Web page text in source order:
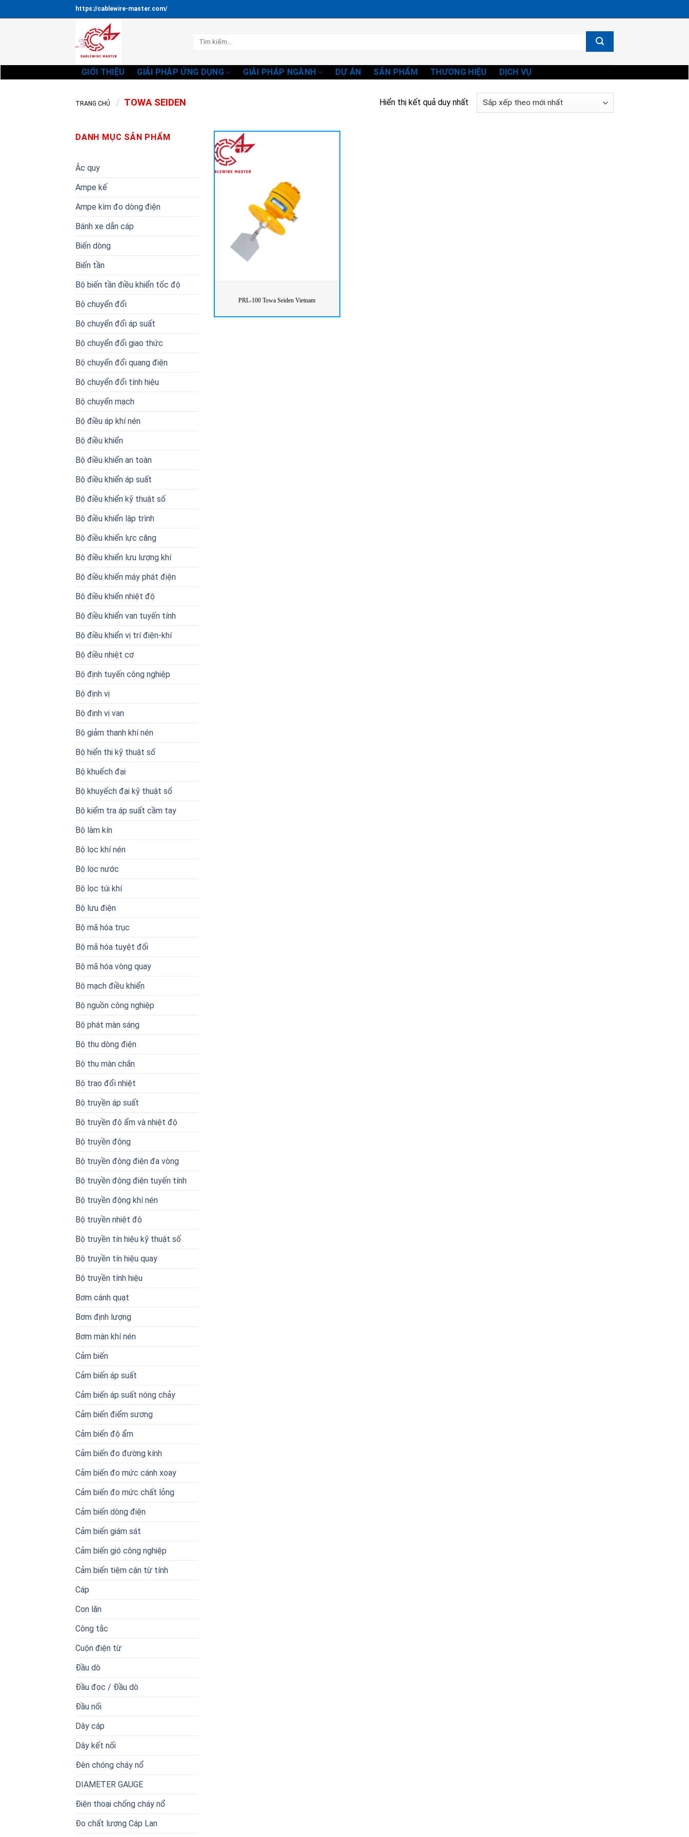
qua
https://cablewire-master.com/
GIỚI THIỆU GIẢI PHÁP ỨNG DỤNG GIẢI PHÁP NGÀNH DỰ ÁN SẢN PHẨM THƯƠNG HIỆU DỊCH VỤ
TRANG CHỦ / TOWA SEIDEN Hiển thị kết quả duy nhất
DANH MỤC SẢN PHẨM
Ắc quy
Ampe kế
Ampe kìm đo dòng điện
Bánh xe dẫn cáp
Biến dòng
Biến tần
Bộ biến tần điều khiển tốc độ
Bộ chuyển đổi
Bộ chuyển đổi áp suất
Bộ chuyển đổi giao thức
Bộ chuyển đổi quang điện
Bộ chuyển đổi tính hiệu
Bộ chuyển mạch
Bộ điều áp khí nén
Bộ điều khiển
Bộ điều khiển an toàn
Bộ điều khiển áp suất
Bộ điều khiển kỹ thuật số
Bộ điều khiển lập trình
Bộ điều khiển lực căng
Bộ điều khiển lưu lượng khí
Bộ điều khiển máy phát điện
Bộ điều khiển nhiệt độ
Bộ điều khiển van tuyến tính
Bộ điều khiển vị trí điện-khí
Bộ điều nhiệt cơ
Bộ định tuyến công nghiệp
Bộ định vị
Bộ định vị van
Bộ giảm thanh khí nén
Bộ hiển thị kỹ thuật số
Bộ khuếch đại·
Bộ khuyếch đại kỹ thuật số
Bộ kiểm tra áp suất cầm tay
Bộ làm kín
Bộ lọc khí nén
Bộ lọc nước
Bộ lọc túi khí
Bộ lưu điện
Bộ mã hóa trục
Bộ mã hóa tuyệt đối
Bộ mã hóa vòng quay
Bộ mạch điều khiển
Bộ nguồn công nghiệp
Bộ phát màn sáng
Bộ thu dòng điện
Bộ thu màn chắn
Bộ trao đổi nhiệt
Bộ truyền áp suất
Bộ truyền độ ẩm và nhiệt độ
Bộ truyền động
Bộ truyền động điện đa vòng
Bộ truyền động điện tuyến tính
Bộ truyền động khí nén
Bộ truyền nhiệt độ
Bộ truyền tín hiệu kỹ thuật số
Bộ truyền tín hiệu quay
Bộ truyền tính hiệu
Bơm cánh quạt
Bơm định lượng
Bơm màn khí nén
Cảm biến
Cảm biến áp suất
Cảm biến áp suất nóng chảy
Cảm biến điểm sương
Cảm biến độ ẩm
Cảm biến đo đường kính
Cảm biến đo mức cánh xoay
Cảm biến đo mức chất lỏng
Cảm biến dòng điện
Cảm biến giám sát
Cảm biến gió công nghiệp
Cảm biến tiệm cận từ tính
Cáp
Con lăn
Công tắc
Cuộn điện từ
Đầu dò
Đầu đọc / Đầu dò
Đầu nối
Dây cáp
Dây kết nối
Đèn chóng cháy nổ
DIAMETER GAUGE
Điện thoại chống cháy nổ
Đo chất lượng Cáp Lan
PRL-100 Towa Seiden Vietnam